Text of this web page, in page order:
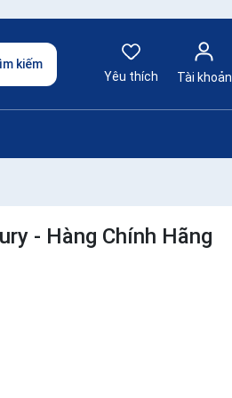
kiếm
Yêu thích
Tài khoản
- Hàng Chính Hãng